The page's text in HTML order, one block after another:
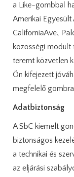
a Like-gombbal
Amerikai Egyesült
CaliforniaAve.,
közösségi modult
teremt közvetlen
Ön kifejezett
megfelelő
Adatbiztonság
A SbC kiemelt
biztonságos
a technikai és
az eljárási